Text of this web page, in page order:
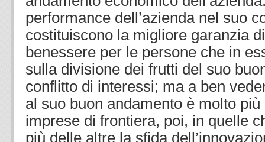
performance dell’azienda nel suo
costituiscono la migliore garanzia
benessere per le persone che in
sulla divisione dei frutti del suo
conflitto di interessi; ma a ben
al suo buon andamento è molto
imprese di frontiera, poi, in quelle
più delle altre la sfida